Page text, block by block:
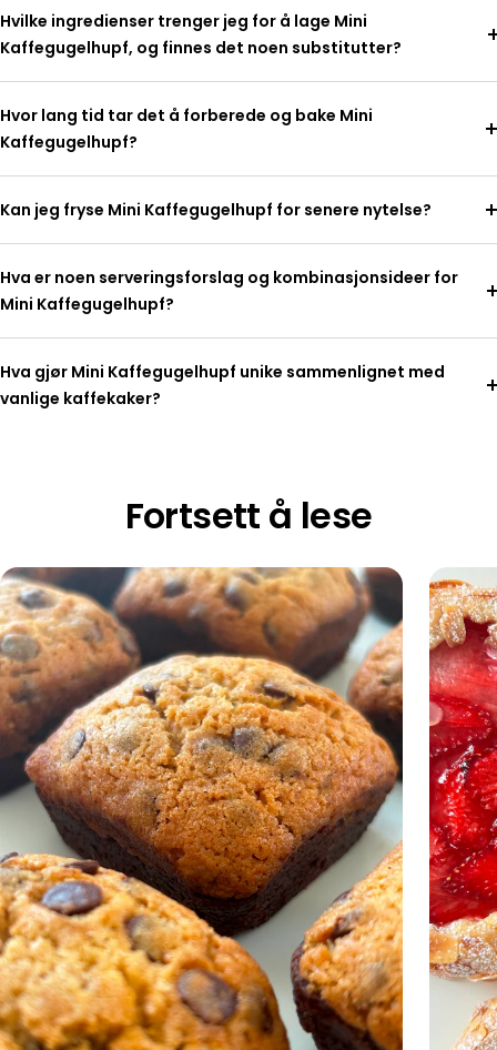
Hvilke ingredienser trenger jeg for å lage Mini
Kaffegugelhupf, og finnes det noen substitutter?
Hvor lang tid tar det å forberede og bake Mini
Kaffegugelhupf?
Kan jeg fryse Mini Kaffegugelhupf for senere nytelse?
Hva er noen serveringsforslag og kombinasjonsideer for
Mini Kaffegugelhupf?
Hva gjør Mini Kaffegugelhupf unike sammenlignet med
vanlige kaffekaker?
Fortsett å lese